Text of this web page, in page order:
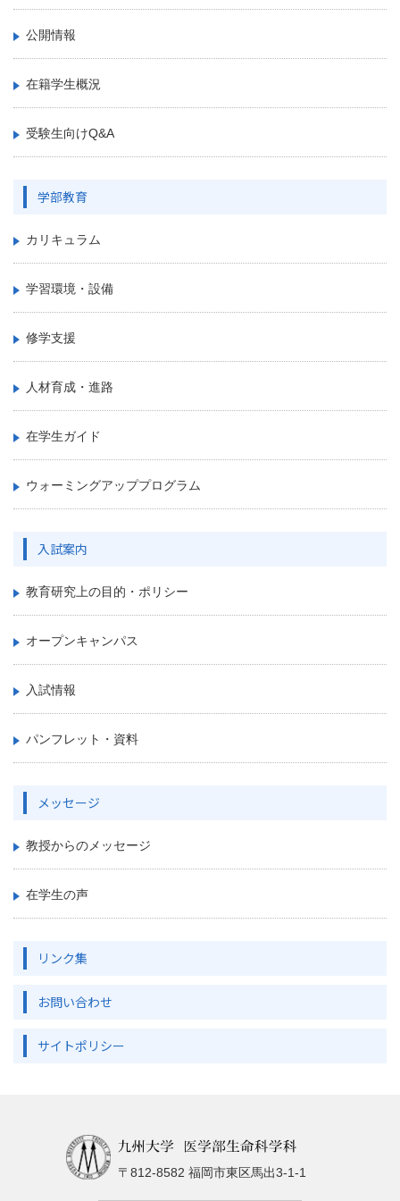
公開情報
在籍学生概況
受験生向けQ&A
学部教育
カリキュラム
学習環境・設備
修学支援
人材育成・進路
在学生ガイド
ウォーミングアッププログラム
入試案内
教育研究上の目的・ポリシー
オープンキャンパス
入試情報
パンフレット・資料
メッセージ
教授からのメッセージ
在学生の声
リンク集
お問い合わせ
サイトポリシー
〒812-8582 福岡市東区馬出3-1-1